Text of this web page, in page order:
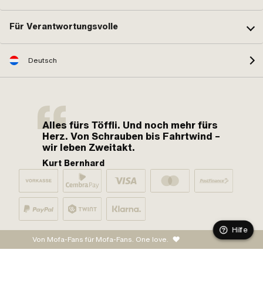
Für Verantwortungsvolle
Deutsch
Alles fürs Töffli. Und noch mehr fürs
Herz. Von Schrauben bis Fahrtwind –
wir leben Zweitakt.
Kurt Bernhard
Von Mofa-Fans für Mofa-Fans. One love.
Hilfe